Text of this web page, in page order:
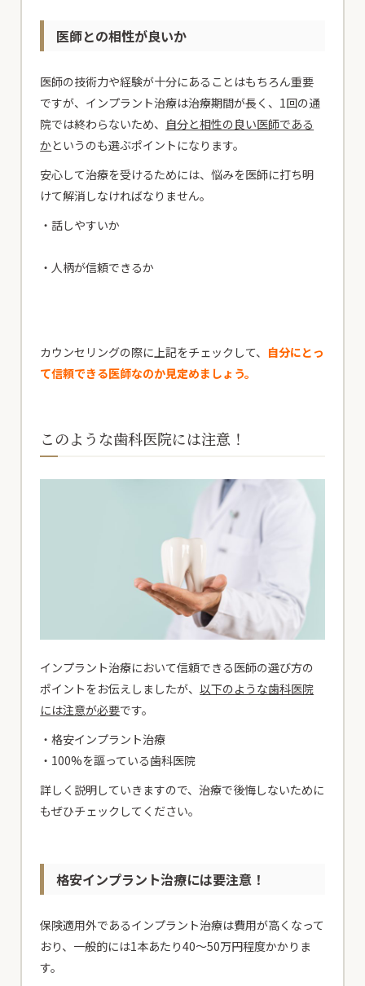
医師との相性が良いか
医師の技術力や経験が十分にあることはもちろん重要
ですが、インプラント治療は治療期間が長く、1回の通
院では終わらないため、 自分と相性の良い医師である
かというのも選ぶポイントになります。
安心して治療を受けるためには、悩みを医師に打ち明
けて解消しなければなりません。
・話しやすいか
・人柄が信頼できるか
カウンセリングの際に上記をチェックして、 自分にとっ
て信頼できる医師なのか見定めましょう。
このような歯科医院には注意！
インプラント治療において信頼できる医師の選び方の
ポイントをお伝えしましたが、以下のような歯科医院
には注意が必要です。
・格安インプラント治療
・100%を謳っている歯科医院
詳しく説明していきますので、治療で後悔しないために
もぜひチェックしてください。
格安インプラント治療には要注意！
保険適用外であるインプラント治療は費用が高くなって
おり、一般的には1本あたり40〜50万円程度かかりま
す。